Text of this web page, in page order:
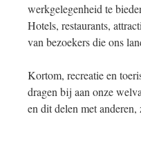
werkgelegenheid te
Hotels, restaurants,
van bezoekers die ons
Kortom, recreatie en
dragen bij aan onze
en dit delen met